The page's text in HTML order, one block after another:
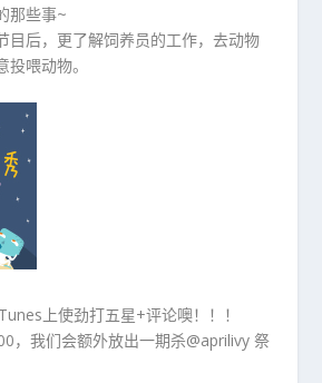
那些事~
目后，更了解饲养员的工作，去动物
喂动物。
上使劲打五星+评论噢！！！
，我们会额外放出一期杀@aprilivy 祭